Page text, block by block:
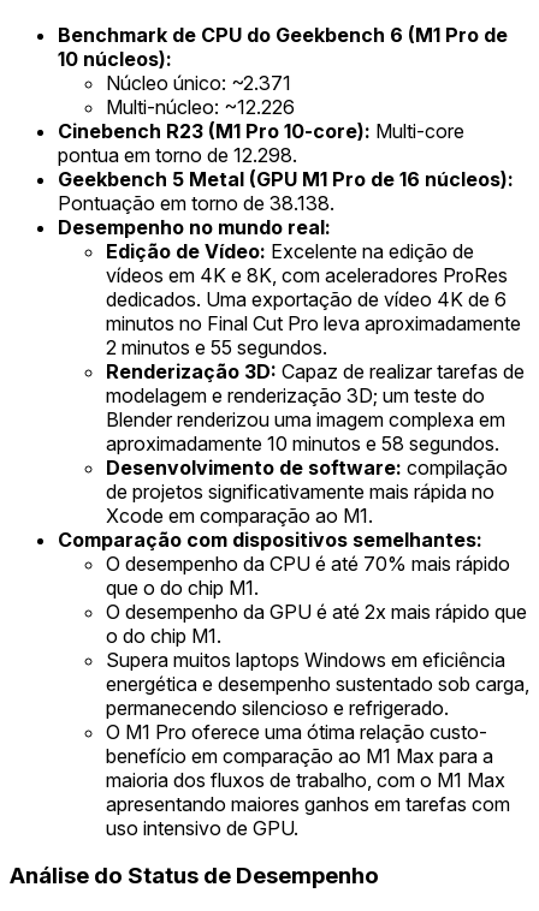
Benchmark de CPU do Geekbench 6 (M1 Pro de
10 núcleos):
Núcleo único: ~2.371
Multi-núcleo: ~12.226
Cinebench R23 (M1 Pro 10-core): Multi-core
pontua em torno de 12.298.
Geekbench 5 Metal (GPU M1 Pro de 16 núcleos):
Pontuação em torno de 38.138.
Desempenho no mundo real:
Edição de Vídeo: Excelente na edição de
vídeos em 4K e 8K, com aceleradores ProRes
dedicados. Uma exportação de vídeo 4K de 6
minutos no Final Cut Pro leva aproximadamente
2 minutos e 55 segundos.
Renderização 3D: Capaz de realizar tarefas de
modelagem e renderização 3D; um teste do
Blender renderizou uma imagem complexa em
aproximadamente 10 minutos e 58 segundos.
Desenvolvimento de software: compilação
de projetos significativamente mais rápida no
Xcode em comparação ao M1.
Comparação com dispositivos semelhantes:
O desempenho da CPU é até 70% mais rápido
que o do chip M1.
O desempenho da GPU é até 2x mais rápido que
o do chip M1.
Supera muitos laptops Windows em eficiência
energética e desempenho sustentado sob carga,
permanecendo silencioso e refrigerado.
O M1 Pro oferece uma ótima relação custo-
benefício em comparação ao M1 Max para a
maioria dos fluxos de trabalho, com o M1 Max
apresentando maiores ganhos em tarefas com
uso intensivo de GPU.
Análise do Status de Desempenho